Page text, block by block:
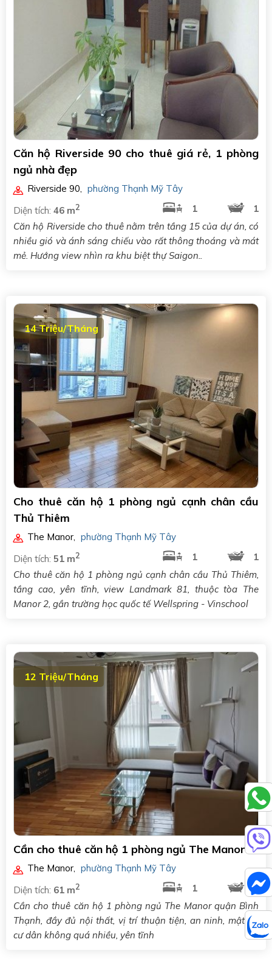
Căn hộ Riverside 90 cho thuê giá rẻ, 1 phòng
ngủ nhà đẹp
Riverside 90, phường Thạnh Mỹ Tây
Diện tích: 46 m2 1
1
Căn hộ Riverside cho thuê nằm trên tầng 15 của dự án, có
nhiều gió và ánh sáng chiếu vào rất thông thoáng và mát
mẻ. Hướng view nhìn ra khu biệt thự Saigon..
14 Triệu/Tháng
Cho thuê căn hộ 1 phòng ngủ cạnh chân cầu
Thủ Thiêm
The Manor
phường Thạnh Mỹ Tây
Diện tích: 51 m2 1
1
Cho thuê căn hộ 1 phòng ngủ cạnh chân cầu Thủ Thiêm,
tầng cao, yên tĩnh, view Landmark 81, thuộc tòa The
Manor 2, gần trường học quốc tế Wellspring - Vinschool
12 Triệu/Tháng
Cần cho thuê căn hộ 1 phòng ngủ The Manor
The Manor, phường Thạnh Mỹ Tây
Diện tích: 61 m2 1
1
Cần cho thuê căn hộ 1 phòng ngủ The Manor quận Bình
Thạnh, đầy đủ nội thất, vị trí thuận tiện, an ninh, mật độ
cư dân không quá nhiều, yên tĩnh